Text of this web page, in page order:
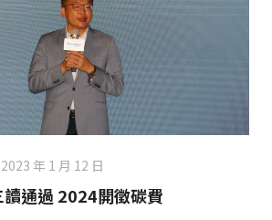
2023 年 1 月 12 日
通過 2024開徵碳費